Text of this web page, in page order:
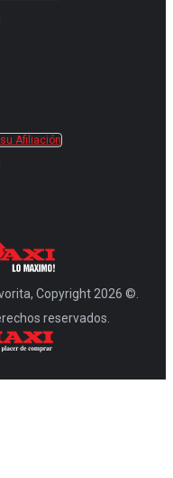
Afiliación
Copyright 2026 ©.
reservados.